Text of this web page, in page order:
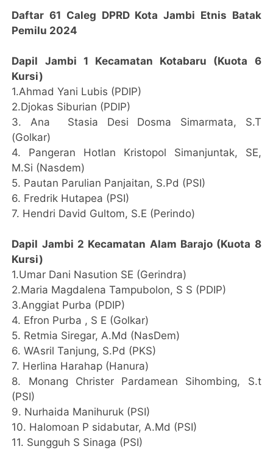
Daftar 61 Caleg DPRD Kota Jambi Etnis Batak
Pemilu 2024
Dapil Jambi 1 Kecamatan Kotabaru (Kuota 6
Kursi)
1.Ahmad Yani Lubis (PDIP)
2.Djokas Siburian (PDIP)
3. Ana Stasia Desi Dosma Simarmata, S.T
(Golkar)
4. Pangeran Hotlan Kristopol Simanjuntak, SE,
M.Si (Nasdem)
5. Pautan Parulian Panjaitan, S.Pd (PSI)
6. Fredrik Hutapea (PSI)
7. Hendri David Gultom, S.E (Perindo)
Dapil Jambi 2 Kecamatan Alam Barajo (Kuota 8
Kursi)
1.Umar Dani Nasution SE (Gerindra)
2.Maria Magdalena Tampubolon, S S (PDIP)
3.Anggiat Purba (PDIP)
4. Efron Purba , S E (Golkar)
5. Retmia Siregar, A.Md (NasDem)
6. WAsril Tanjung, S.Pd (PKS)
7. Herlina Harahap (Hanura)
8. Monang Christer Pardamean Sihombing, S.t
(PSI)
9. Nurhaida Manihuruk (PSI)
10. Halomoan P sidabutar, A.Md (PSI)
11. Sungguh S Sinaga (PSI)